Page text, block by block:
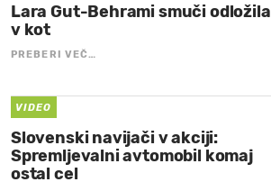
Lara Gut-Behrami smuči odložila
v kot
PREBERI VEČ…
VIDEO
Slovenski navijači v akciji:
Spremljevalni avtomobil komaj
ostal cel